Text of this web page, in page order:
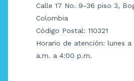
Calle 17 No. 9-36 piso 3,
Colombia
Código Postal: 110321
Horario de atención: lunes a
a.m. a 4:00 p.m.